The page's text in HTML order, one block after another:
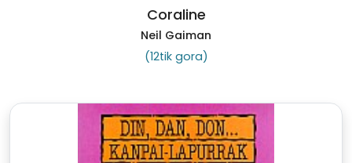
Coraline
Neil Gaiman
(12tik gora)